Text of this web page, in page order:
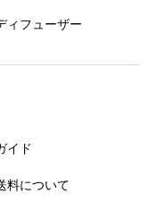
ィフューザー
イド
料について